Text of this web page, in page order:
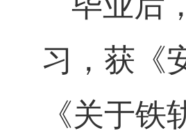
习，获《
《关于